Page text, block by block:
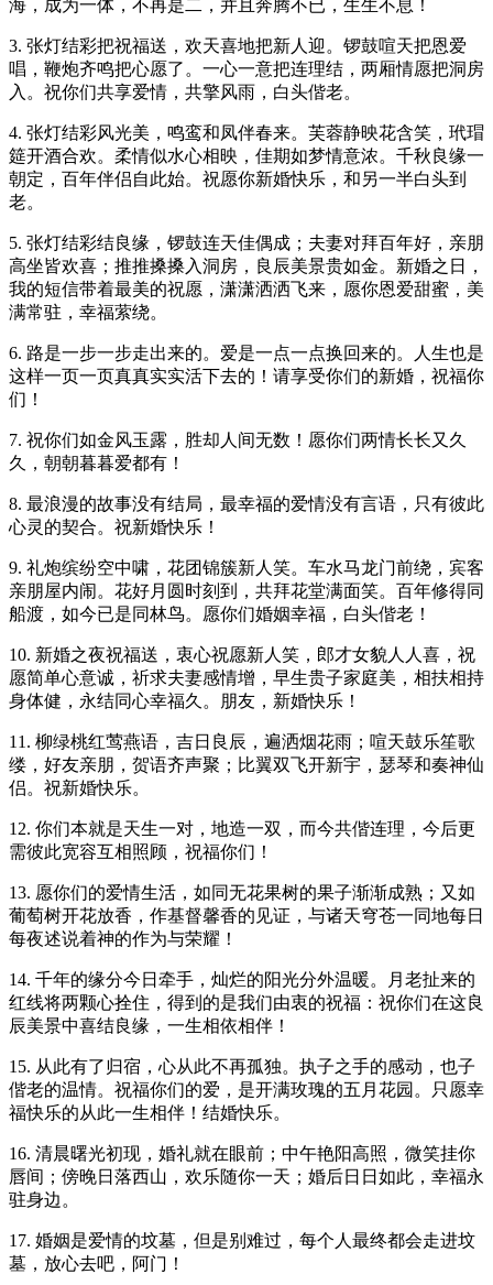
海，成为一体，不再是二，并且奔腾不已，生生不息！
3. 张灯结彩把祝福送，欢天喜地把新人迎。锣鼓喧天把恩爱
唱，鞭炮齐鸣把心愿了。一心一意把连理结，两厢情愿把洞房
入。祝你们共享爱情，共擎风雨，白头偕老。
4. 张灯结彩风光美，鸣鸾和凤伴春来。芙蓉静映花含笑，玳瑁
筵开酒合欢。柔情似水心相映，佳期如梦情意浓。千秋良缘一
朝定，百年伴侣自此始。祝愿你新婚快乐，和另一半白头到
老。
5. 张灯结彩结良缘，锣鼓连天佳偶成；夫妻对拜百年好，亲朋
高坐皆欢喜；推推搡搡入洞房，良辰美景贵如金。新婚之日，
我的短信带着最美的祝愿，潇潇洒洒飞来，愿你恩爱甜蜜，美
满常驻，幸福萦绕。
6. 路是一步一步走出来的。爱是一点一点换回来的。人生也是
这样一页一页真真实实活下去的！请享受你们的新婚，祝福你
们！
7. 祝你们如金风玉露，胜却人间无数！愿你们两情长长又久
久，朝朝暮暮爱都有！
8. 最浪漫的故事没有结局，最幸福的爱情没有言语，只有彼此
心灵的契合。祝新婚快乐！
9. 礼炮缤纷空中啸，花团锦簇新人笑。车水马龙门前绕，宾客
亲朋屋内闹。花好月圆时刻到，共拜花堂满面笑。百年修得同
船渡，如今已是同林鸟。愿你们婚姻幸福，白头偕老！
10. 新婚之夜祝福送，衷心祝愿新人笑，郎才女貌人人喜，祝
愿简单心意诚，祈求夫妻感情增，早生贵子家庭美，相扶相持
身体健，永结同心幸福久。朋友，新婚快乐！
11. 柳绿桃红莺燕语，吉日良辰，遍洒烟花雨；喧天鼓乐笙歌
缕，好友亲朋，贺语齐声聚；比翼双飞开新宇，瑟琴和奏神仙
侣。祝新婚快乐。
12. 你们本就是天生一对，地造一双，而今共偕连理，今后更
需彼此宽容互相照顾，祝福你们！
13. 愿你们的爱情生活，如同无花果树的果子渐渐成熟；又如
葡萄树开花放香，作基督馨香的见证，与诸天穹苍一同地每日
每夜述说着神的作为与荣耀！
14. 千年的缘分今日牵手，灿烂的阳光分外温暖。月老扯来的
红线将两颗心拴住，得到的是我们由衷的祝福：祝你们在这良
辰美景中喜结良缘，一生相依相伴！
15. 从此有了归宿，心从此不再孤独。执子之手的感动，也子
偕老的温情。祝福你们的爱，是开满玫瑰的五月花园。只愿幸
福快乐的从此一生相伴！结婚快乐。
16. 清晨曙光初现，婚礼就在眼前；中午艳阳高照，微笑挂你
唇间；傍晚日落西山，欢乐随你一天；婚后日日如此，幸福永
驻身边。
17. 婚姻是爱情的坟墓，但是别难过，每个人最终都会走进坟
墓，放心去吧，阿门！